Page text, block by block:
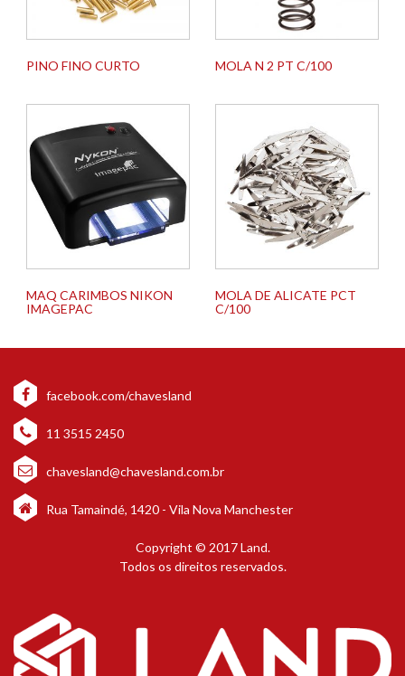
PINO FINO CURTO MOLA N 2 PT C/100
MAQ CARIMBOS NIKON
IMAGEPAC
MOLA DE ALICATE PCT
C/100
facebook.com/chavesland
11 3515 2450
chavesland@chavesland.com.br
Rua Tamaindé, 1420 - Vila Nova Manchester
Copyright © 2017 Land.
Todos os direitos reservados.